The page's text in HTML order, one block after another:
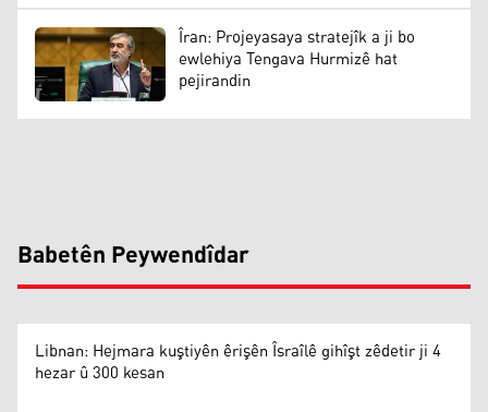
Îran: Projeyasaya stratejîk a ji bo
ewlehiya Tengava Hurmizê hat
pejirandin
Babetên Peywendîdar
Libnan: Hejmara kuştiyên êrişên Îsraîlê gihîşt zêdetir ji 4
hezar û 300 kesan